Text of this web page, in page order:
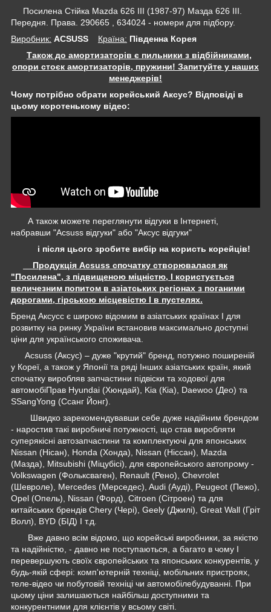
Посилена Стійка Mazda 626 III (1987-97) Мазда 626 III.
Передня. Права. 290665 , 634024 - номери для підбору.
Виробник: ACSUSS Крaїна: Південна Корея
Також до амортизаторів є пильники з відбійниками,
опори стоєк амортизаторів, пружини! Запитуйте у наших
менеджерів!
Чому потрібно обрати корейський Аксус? Відповіді в
цьому коротенькому відео:
А також можете переглянути відгуки в Інтернеті,
набравши "Acsuss відгуки" або "Аксус відгуки"
і після цього зробите вибір на користь корейців!
Продукція Acsuss спочатку створювалася як
"Посилена", з підвищеною міцністю, І користується
величезним попитом в азіатських регіонах з поганими
дорогами, гірською місцевістю І в пустелях.
Бренд Аксусс є широко відомим в азіатських країнах І для
розвитку на ринку України встановив максимально доступні
ціни для українського споживача.
Acsuss (Аксус) – дуже "крутий" бренд, потужно поширеній
у Кореї, а також у Японії та ряді Інших азіатських країн, який
спочатку виробляв запчастини підвіски та ходової для
автомобіПрав Hyundai (Хюндай), Kia (Кіа), Daewoo (Део) та
SSangYong (Ссанг Йонг).
Швидко зарекомендувавши себе дуже надійним брендом
- наростив такі виробничі потужності, що став виробляти
суперякісні автозапчастини та комплектуючі для японських
Nissan (Нісан), Honda (Хонда), Nissan (Ніссан), Mazda
(Мазда), Mitsubishi (Міцубісі), для європейського автопрому -
Volkswagen (Фольксваген), Renault (Рено), Chevrolet
(Шевроле), Mercedes (Мерседес), Audi (Ауді), Peugeot (Пежо),
Opel (Опель), Nissan (Форд), Citroen (Сітроен) та для
китайських брендів Chery (Чері), Geely (Джилі), Great Wall (Гріт
Волл), BYD (БІД) І т.д.
Вже давно всім відомо, що корейські виробники, за якістю
та надійністю, - давно не поступаються, а багато в чому І
перевершують своїх європейських та японських конкурентів, у
будь-якій сфері: комп'ютерній техніці, мобільних пристроях,
теле-відео чи побутовій техніці чи автомобілебудуванні. При
цьому ціни залишаються найбільш доступними та
конкурентними для клієнтів у всьому світі.